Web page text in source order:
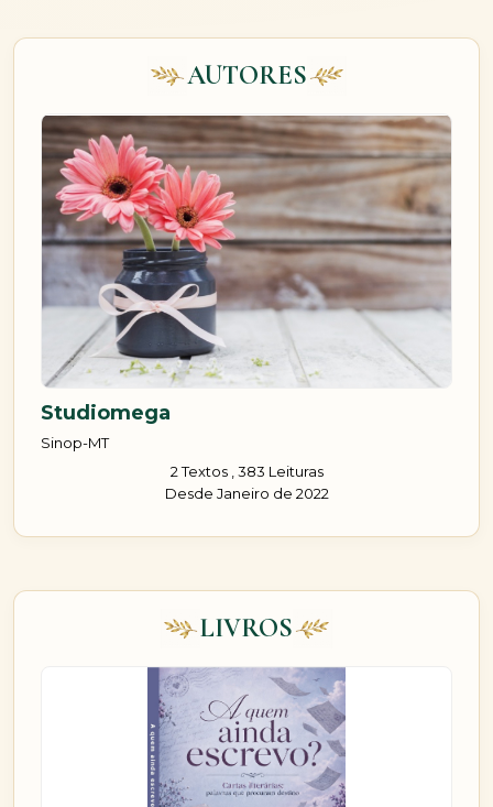
AUTORES
Studiomega
Sinop-MT
2 Textos , 383 Leituras
Desde Janeiro de 2022
LIVROS